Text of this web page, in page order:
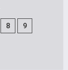
8 9